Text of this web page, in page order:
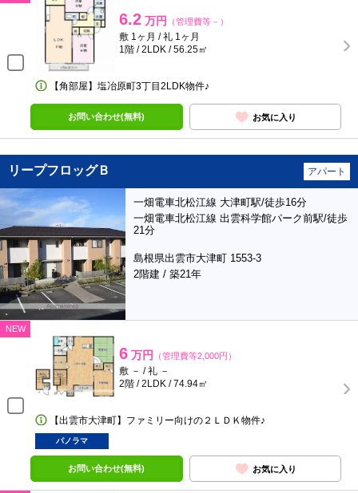
6.2 万円 （管理費等－）
敷 1ヶ月 / 礼 1ヶ月
1階 / 2LDK / 56.25㎡
【角部屋】塩冶原町3丁目2LDK物件♪
お問い合わせ(無料) お気に入り
リープフロッグＢ アパート
一畑電車北松江線 大津町駅/徒歩16分
一畑電車北松江線 出雲科学館パーク前駅/徒歩
21分
島根県出雲市大津町 1553-3
2階建 / 築21年
NEW
6 万円 （管理費等2,000円）
敷 － / 礼 －
2階 / 2LDK / 74.94㎡
【出雲市大津町】ファミリー向けの２ＬＤＫ物件♪
パノラマ
お問い合わせ(無料) お気に入り